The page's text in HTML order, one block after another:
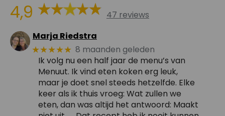
4,9
47 reviews
Marja Riedstra
★★★★★ 8 maanden geleden
Ik volg nu een half jaar de menu’s van
Menuut. Ik vind eten koken erg leuk,
maar je doet snel steeds hetzelfde. Elke
keer als ik thuis vroeg: Wat zullen we
eten, dan was altijd het antwoord: Maakt